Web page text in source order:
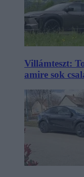
Villámteszt:
amire sok